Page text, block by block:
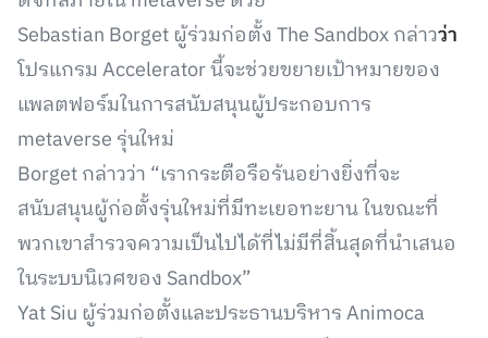
Sebastian Borget ผู้ร่วมก่อตั้ง The Sandbox กล่าวว่า
โปรแกรม Accelerator นี้จะช่วยขยายเป้าหมายของ
แพลตฟอร์มในการสนับสนุนผู้ประกอบการ
metaverse รุ่นใหม่
Borget กล่าวว่า “เรากระตือรือร้นอย่างยิ่งที่จะ
สนับสนุนผู้ก่อตั้งรุ่นใหม่ที่มีทะเยอทะยาน ในขณะที่
พวกเขาสำรวจความเป็นไปได้ที่ไม่มีที่สิ้นสุดที่นำเสนอ
ในระบบนิเวศของ Sandbox”
Yat Siu ผู้ร่วมก่อตั้งและประธานบริหาร Animoca